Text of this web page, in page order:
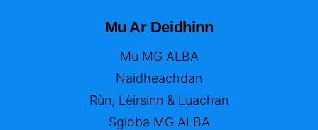
Mu Ar Deidhinn
Mu MG ALBA
Naidheachdan
Rùn, Lèirsinn & Luachan
Sgioba MG ALBA